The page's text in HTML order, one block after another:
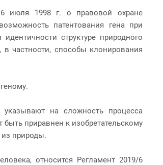
июля 1998 г. о правовой охране
патентования гена при
структуре природного
частности, способы клонирования
на сложность процесса
приравнен к изобретательскому
природы.
относится Регламент 2019/6